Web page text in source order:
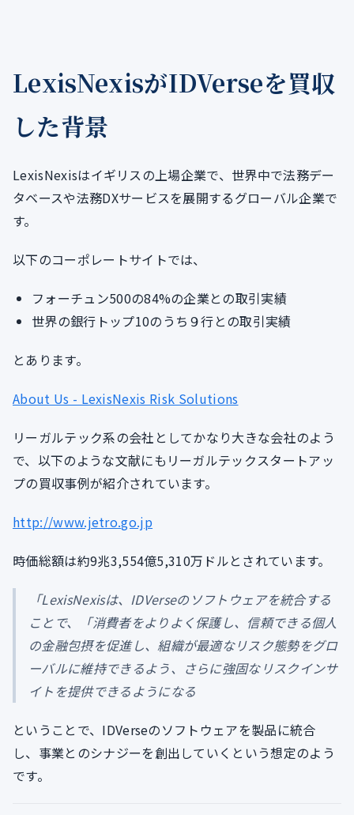
LexisNexisがIDVerseを買収
した背景
LexisNexisはイギリスの上場企業で、世界中で法務デー
タベースや法務DXサービスを展開するグローバル企業で
す。
以下のコーポレートサイトでは、
フォーチュン500の84%の企業との取引実績
世界の銀行トップ10のうち９行との取引実績
とあります。
About Us - LexisNexis Risk Solutions
リーガルテック系の会社としてかなり大きな会社のよう
で、以下のような文献にもリーガルテックスタートアッ
プの買収事例が紹介されています。
http://www.jetro.go.jp
時価総額は約9兆3,554億5,310万ドルとされています。
「LexisNexisは、IDVerseのソフトウェアを統合する
ことで、「消費者をよりよく保護し、信頼できる個人
の金融包摂を促進し、組織が最適なリスク態勢をグロ
ーバルに維持できるよう、さらに強固なリスクインサ
イトを提供できるようになる
ということで、IDVerseのソフトウェアを製品に統合
し、事業とのシナジーを創出していくという想定のよう
です。